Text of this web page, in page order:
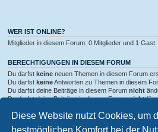
Diese Website nutzt Cookies, um
bestmöglichen Komfort bei der
WER IST ONLINE?
Mitglieder in diesem Forum: 0 Mitglieder und 1 Gast
BERECHTIGUNGEN IN DIESEM FORUM
Du darfst keine neuen Themen in diesem Forum
Du darfst keineAntworten zu Themen in diesem
Du darfst deine Beiträge in diesem Forum nicht
Du darfst deine Beiträge in diesem Forumnicht
Foren-Übersicht